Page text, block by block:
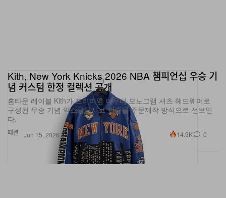
패션
Kith, New York Knicks 2026 NBA 챔피언십 우승 기
념 커스텀 한정 컬렉션 공개
홈타운 레이블 Kith가 프리미엄 아우터·모노그램 셔츠·헤드웨어로
구성된 우승 기념 익스클루시브 캡슐을 주문제작 방식으로 선보인
다.
Jun 15, 2026 14.9K 0